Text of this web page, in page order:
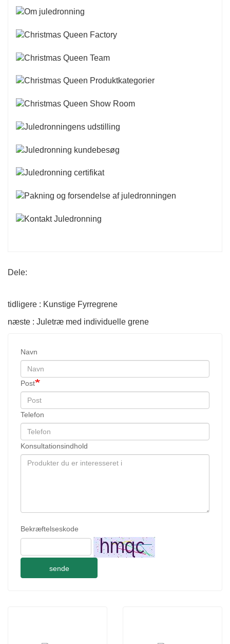
Dele:
tidligere : Kunstige Fyrregrene
næste : Juletræ med individuelle grene
Navn
Post
Telefon
Konsultationsindhold
Bekræftelseskode
sende